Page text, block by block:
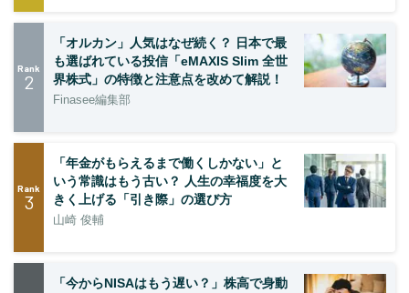
Rank
2
「オルカン」人気はなぜ続く？ 日本で最
も選ばれている投信「eMAXIS Slim 全世
界株式」の特徴と注意点を改めて解説！
Finasee編集部
Rank
3
「年金がもらえるまで働くしかない」と
いう常識はもう古い？ 人生の幸福度を大
きく上げる「引き際」の選び方
山崎 俊輔
「今からNISAはもう遅い？」株高で身動